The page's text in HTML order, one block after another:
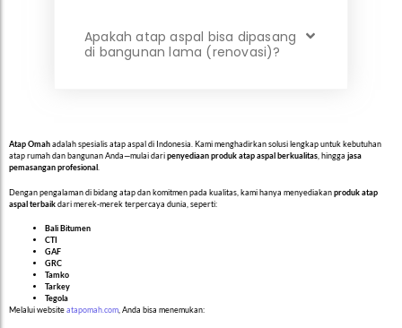
Apakah atap aspal bisa dipasang
di bangunan lama (renovasi)?
Atap Omahadalah spesialis atap aspal di Indonesia. Kami menghadirkan solusi lengkap untuk kebutuhan
atap rumah dan bangunan Anda—mulai daripenyediaan produk atap aspal berkualitas, hingga jasa
pemasangan profesional.
Dengan pengalaman di bidang atap dan komitmen pada kualitas, kami hanya menyediakanproduk atap
aspal terbaikdari merek-merek terpercaya dunia, seperti:
Bali Bitumen
CTI
GAF
GRC
Tamko
Tarkey
Tegola
Melalui websiteatapomah.com, Anda bisa menemukan: